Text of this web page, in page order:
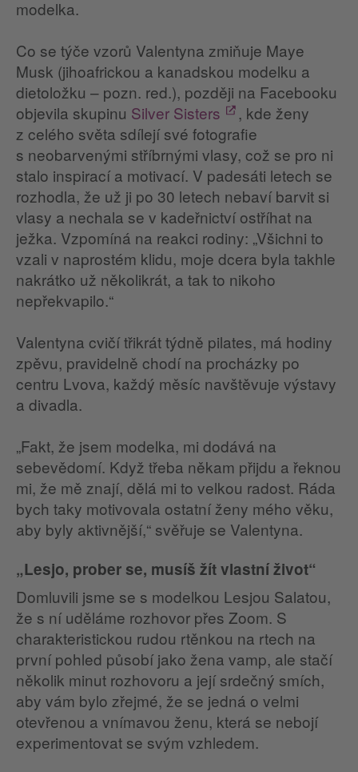
modelka.
Co se týče vzorů Valentyna zmiňuje Maye
Musk (jihoafrickou a kanadskou modelku a
dietoložku – pozn. red.), později na Facebooku
objevila skupinu Silver Sisters
, kde ženy
z celého světa sdílejí své fotografie
s neobarvenými stříbrnými vlasy, což se pro ni
stalo inspirací a motivací. V padesáti letech se
rozhodla, že už ji po 30 letech nebaví barvit si
vlasy a nechala se v kadeřnictví ostříhat na
ježka. Vzpomíná na reakci rodiny: „Všichni to
vzali v naprostém klidu, moje dcera byla takhle
nakrátko už několikrát, a tak to nikoho
nepřekvapilo.“
Valentyna cvičí třikrát týdně pilates, má hodiny
zpěvu, pravidelně chodí na procházky po
centru Lvova, každý měsíc navštěvuje výstavy
a divadla.
„Fakt, že jsem modelka, mi dodává na
sebevědomí. Když třeba někam přijdu a řeknou
mi, že mě znají, dělá mi to velkou radost. Ráda
bych taky motivovala ostatní ženy mého věku,
aby byly aktivnější,“ svěřuje se Valentyna.
„Lesjo, prober se, musíš žít vlastní život“
Domluvili jsme se s modelkou Lesjou Salatou,
že s ní uděláme rozhovor přes Zoom. S
charakteristickou rudou rtěnkou na rtech na
první pohled působí jako žena vamp, ale stačí
několik minut rozhovoru a její srdečný smích,
aby vám bylo zřejmé, že se jedná o velmi
otevřenou a vnímavou ženu, která se nebojí
experimentovat se svým vzhledem.